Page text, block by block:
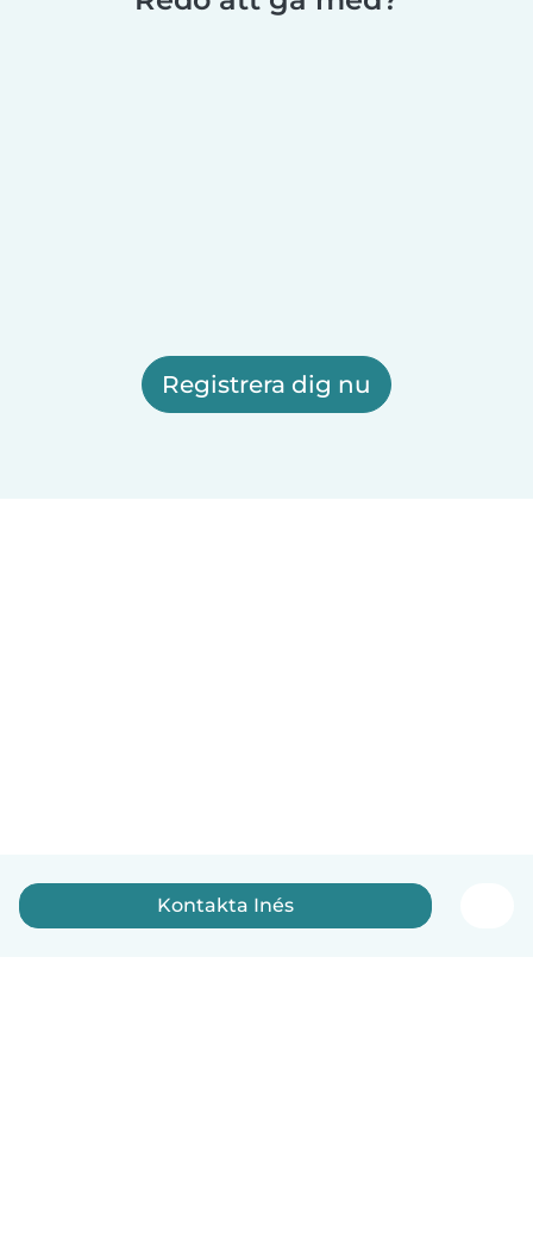
Registrera dig nu
Kontakta Inés